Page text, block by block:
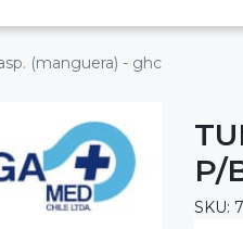
(manguera) - ghc
P/
SKU: